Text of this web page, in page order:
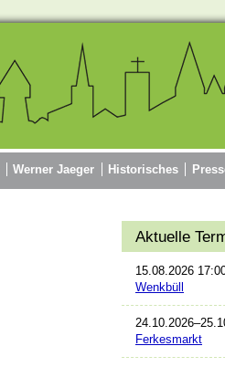
Werner Jaeger Historisches
Aktuelle
15.08.2026
Wenkbüll
Ferkesmarkt